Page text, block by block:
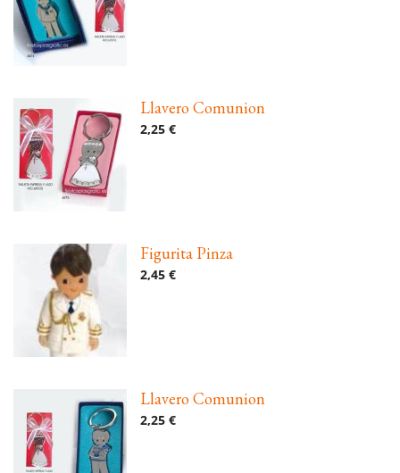
Llavero Comunion
2,25 €
Figurita Pinza
2,45 €
Llavero Comunion
2,25 €